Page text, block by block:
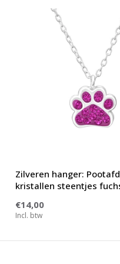
Zilveren hanger:
kristallen steentjes
€14,00
Incl. btw